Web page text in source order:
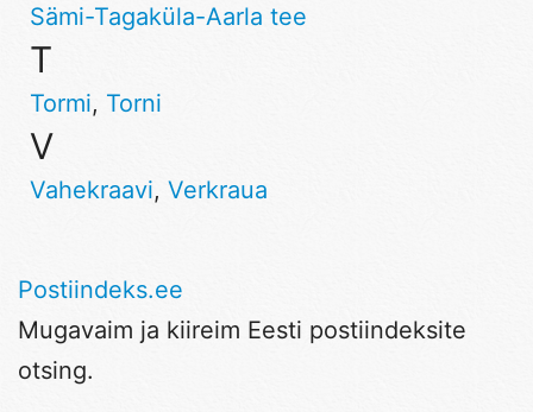
Sämi-Tagaküla-Aarla tee
T
Tormi, Torni
V
Vahekraavi, Verkraua
Postiindeks.ee
Mugavaim ja kiireim Eesti postiindeksite
otsing.